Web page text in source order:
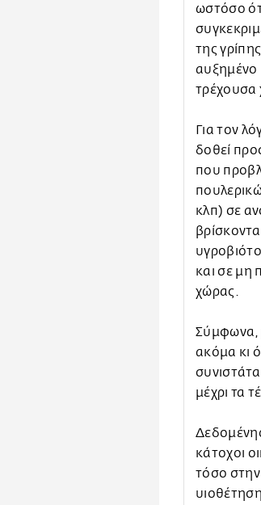
ωστόσο
της
αυξημένο
τρέχουσα
Για τον
δοθεί
που
κλπ) σε
και σε μη
χώρας.
Σύμφωνα,
ακόμα κι
μέχρι τα
κάτοχοι
τόσο